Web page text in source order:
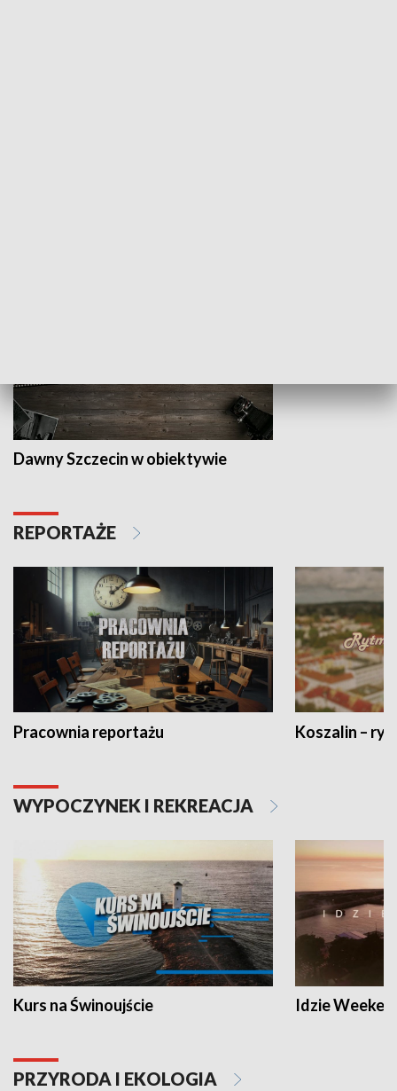
Dawny Szczecin w obiektywie
REPORTAŻE
Pracownia reportażu Koszalin –
WYPOCZYNEK I REKREACJA
Kurs na Świnoujście Idzie
PRZYRODA I EKOLOGIA